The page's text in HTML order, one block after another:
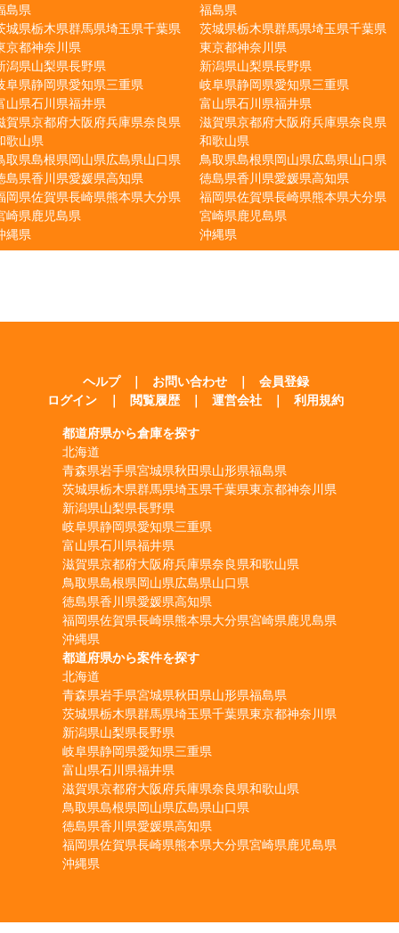
島県
城県栃木県群馬県埼玉県千葉県
京都神奈川県
潟県山梨県長野県
阜県静岡県愛知県三重県
山県石川県福井県
賀県京都府大阪府兵庫県奈良県
歌山県
取県島根県岡山県広島県山口県
島県香川県愛媛県高知県
岡県佐賀県長崎県熊本県大分県
崎県鹿児島県
縄県
福島県
茨城県栃木県群馬県埼玉県千葉県
東京都神奈川県
新潟県山梨県長野県
岐阜県静岡県愛知県三重県
富山県石川県福井県
滋賀県京都府大阪府兵庫県奈良県
和歌山県
鳥取県島根県岡山県広島県山口県
徳島県香川県愛媛県高知県
福岡県佐賀県長崎県熊本県大分県
宮崎県鹿児島県
沖縄県
ヘルプ ｜ お問い合わせ ｜
会員登録
ログイン
｜ 閲覧履歴 ｜ 運営会社 ｜ 利用規約
都道府県から倉庫を探す
北海道
青森県岩手県宮城県秋田県山形県福島県
茨城県栃木県群馬県埼玉県千葉県東京都神奈川県
新潟県山梨県長野県
岐阜県静岡県愛知県三重県
富山県石川県福井県
滋賀県京都府大阪府兵庫県奈良県和歌山県
鳥取県島根県岡山県広島県山口県
徳島県香川県愛媛県高知県
福岡県佐賀県長崎県熊本県大分県宮崎県鹿児島県
沖縄県
都道府県から案件を探す
北海道
青森県岩手県宮城県秋田県山形県福島県
茨城県栃木県群馬県埼玉県千葉県東京都神奈川県
新潟県山梨県長野県
岐阜県静岡県愛知県三重県
富山県石川県福井県
滋賀県京都府大阪府兵庫県奈良県和歌山県
鳥取県島根県岡山県広島県山口県
徳島県香川県愛媛県高知県
福岡県佐賀県長崎県熊本県大分県宮崎県鹿児島県
沖縄県